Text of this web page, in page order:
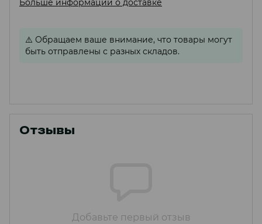
Больше информации о доставке
⚠️ Обращаем ваше внимание, что товары могут
быть отправлены с разных складов.
Отзывы
Добавьте первый отзыв